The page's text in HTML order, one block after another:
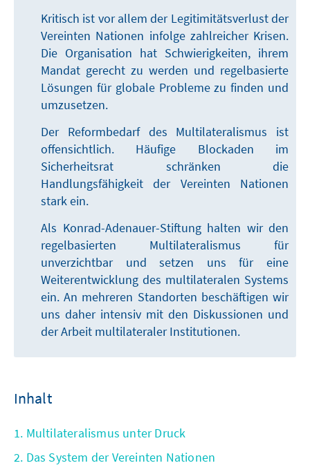
Kritisch ist vor allem der Legitimitätsverlust der
Vereinten Nationen infolge zahlreicher Krisen.
Die Organisation hat Schwierigkeiten, ihrem
Mandat gerecht zu werden und regelbasierte
Lösungen für globale Probleme zu finden und
umzusetzen.
Der Reformbedarf des Multilateralismus ist
offensichtlich. Häufige Blockaden im
Sicherheitsrat schränken die
Handlungsfähigkeit der Vereinten Nationen
stark ein.
Als Konrad-Adenauer-Stiftung halten wir den
regelbasierten Multilateralismus für
unverzichtbar und setzen uns für eine
Weiterentwicklung des multilateralen Systems
ein. An mehreren Standorten beschäftigen wir
uns daher intensiv mit den Diskussionen und
der Arbeit multilateraler Institutionen.
Inhalt
1. Multilateralismus unter Druck
2. Das System der Vereinten Nationen